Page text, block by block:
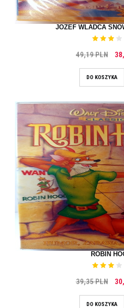
JOZEF WLADCA
49,19 PLN
DO KOSZYKA
ROBIN
39,35 PLN
DO KOSZYKA